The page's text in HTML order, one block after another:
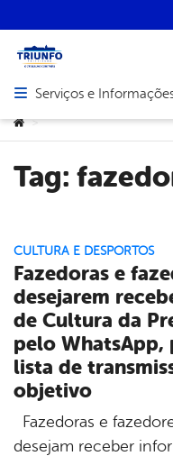
Abrir menu principal de
Serviços e
Você está aqui:
>
Tag:
CULTURA E DESPORTOS
Fazedoras e
desejarem
de Cultura da
pelo WhatsApp,
lista de
objetivo
Fazedoras e
desejam receber